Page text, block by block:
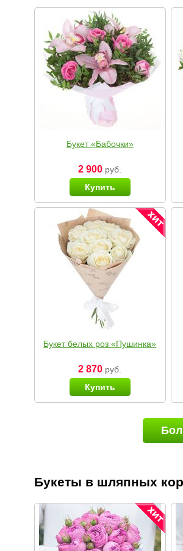
Букет «Бабочки»
2 900 руб.
Купить
Букет белых роз «Пушинка»
2 870 руб.
Купить
Букеты в шляпных